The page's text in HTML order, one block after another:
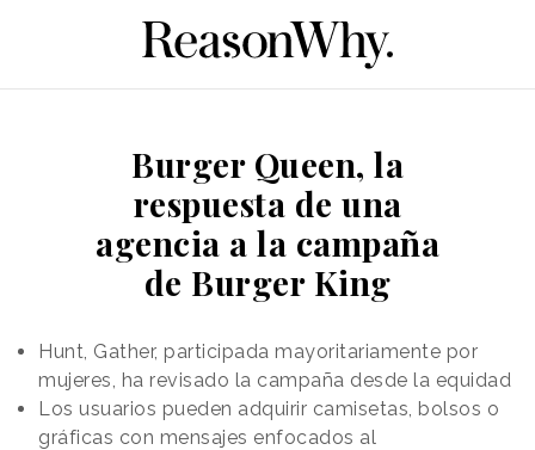
Burger Queen, la
respuesta de una
agencia a la campaña
de Burger King
Hunt, Gather, participada mayoritariamente por
mujeres, ha revisado la campaña desde la equidad
Los usuarios pueden adquirir camisetas, bolsos o
gráficas con mensajes enfocados al